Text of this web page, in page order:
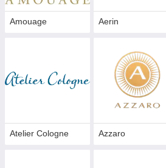
Amouage Aerin
Atelier Cologne Azzaro